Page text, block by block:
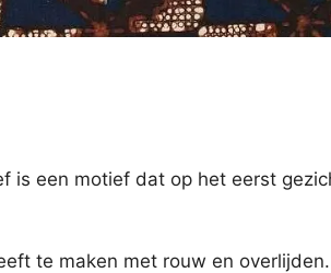
is een motief dat op het eerst
te maken met rouw en overlijden.